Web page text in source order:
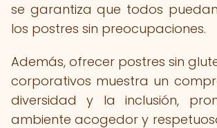
se garantiza que todos
los postres sin preocupaciones.
Además, ofrecer postres sin
corporativos muestra un
diversidad y la inclusión,
ambiente acogedor y